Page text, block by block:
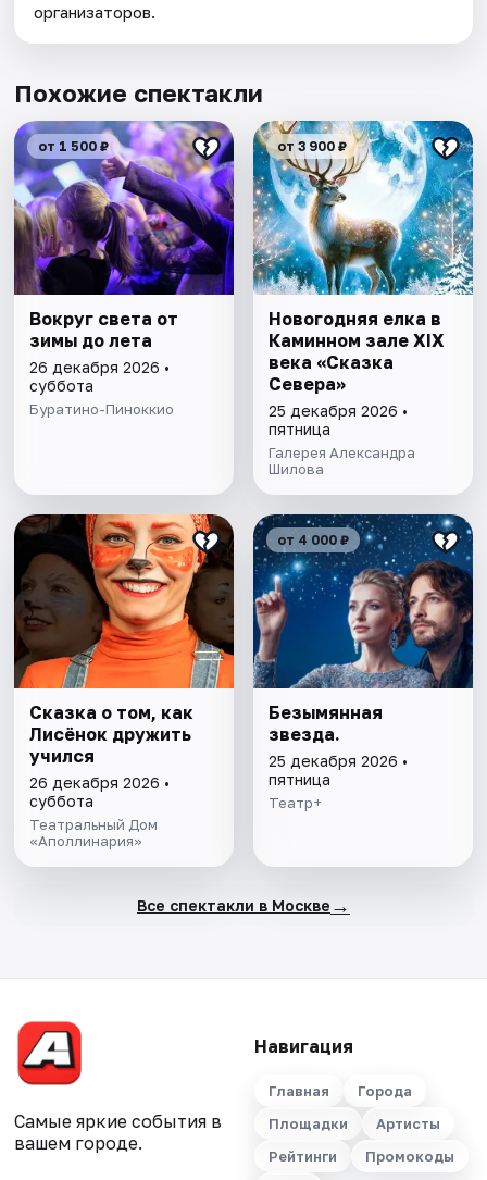
организаторов.
Похожие спектакли
от 1 500 ₽
Вокруг света от
зимы до лета
26 декабря 2026 •
суббота
Буратино-Пиноккио
от 3 900 ₽
Новогодняя елка в
Каминном зале ХIX
века «Сказка
Севера»
25 декабря 2026 •
пятница
Галерея Александра
Шилова
Сказка о том, как
Лисёнок дружить
учился
26 декабря 2026 •
суббота
Театральный Дом
«Аполлинария»
от 4 000 ₽
Безымянная
звезда.
25 декабря 2026 •
пятница
Театр+
Все спектакли в Москве →
Самые яркие события в
вашем городе.
Навигация
Главная
Города
Площадки
Артисты
Рейтинги
Промокоды